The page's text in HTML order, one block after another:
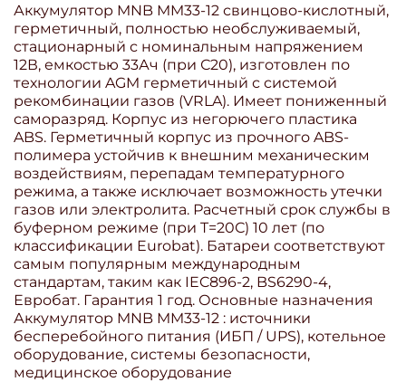
Аккумулятор MNB MM33-12 свинцово-кислотный,
герметичный, полностью необслуживаемый,
стационарный с номинальным напряжением
12В, емкостью 33Ач (при С20), изготовлен по
технологии AGM герметичный с системой
рекомбинации газов (VRLA). Имеет пониженный
саморазряд. Корпус из негорючего пластика
ABS. Герметичный корпус из прочного ABS-
полимера устойчив к внешним механическим
воздействиям, перепадам температурного
режима, а также исключает возможность утечки
газов или электролита. Расчетный срок службы в
буферном режиме (при T=20С) 10 лет (по
классификации Eurobat). Батареи соответствуют
самым популярным международным
стандартам, таким как IEC896-2, BS6290-4,
Евробат. Гарантия 1 год. Основные назначения
Аккумулятор MNB MM33-12 : источники
бесперебойного питания (ИБП / UPS), котельное
оборудование, системы безопасности,
медицинское оборудование